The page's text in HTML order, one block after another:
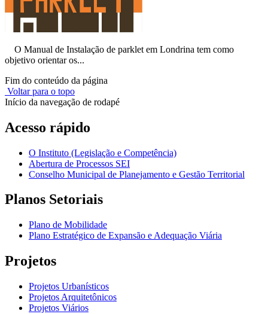
O Manual de Instalação de parklet em Londrina tem como
objetivo orientar os...
Fim do conteúdo da página
Voltar para o topo
Início da navegação de rodapé
Acesso rápido
O Instituto (Legislação e Competência)
Abertura de Processos SEI
Conselho Municipal de Planejamento e Gestão Territorial
Planos Setoriais
Plano de Mobilidade
Plano Estratégico de Expansão e Adequação Viária
Projetos
Projetos Urbanísticos
Projetos Arquitetônicos
Projetos Viários